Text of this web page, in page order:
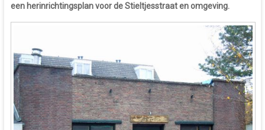
een herinrichtingsplan voor de Stieltjesstraat en omgeving.